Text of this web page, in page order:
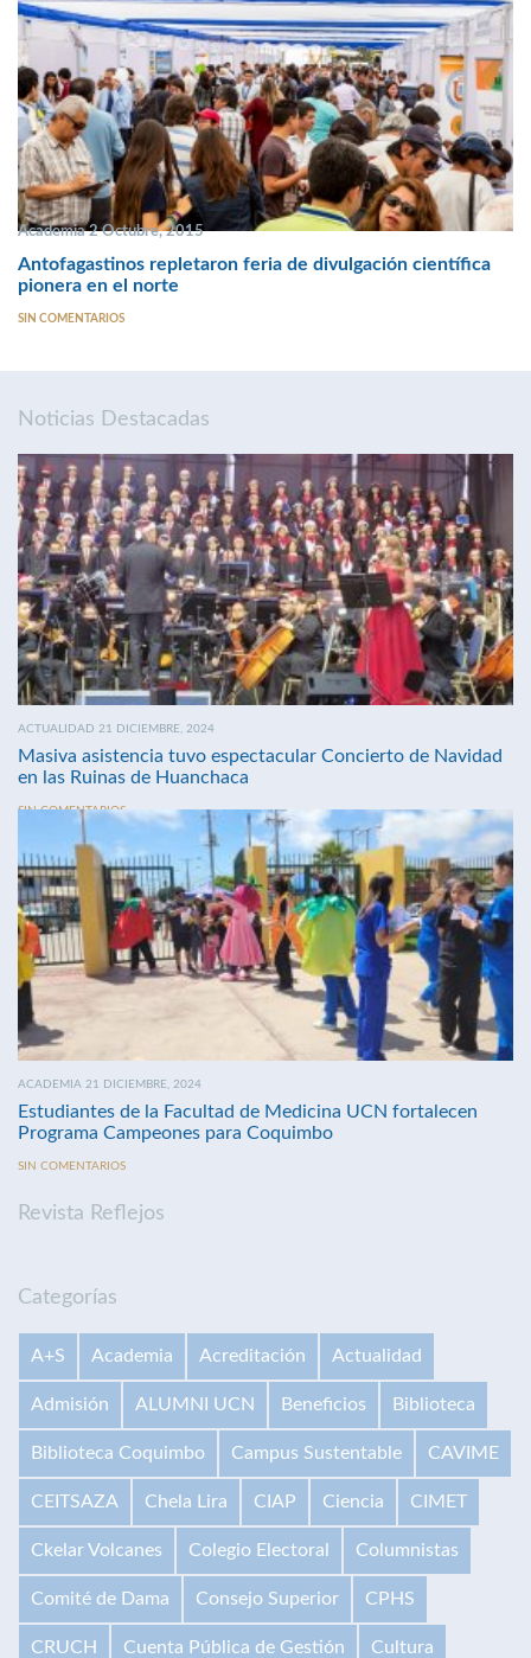
Academia 2 Octubre, 2015
Antofagastinos repletaron feria de divulgación científica
pionera en el norte
SIN COMENTARIOS
Noticias Destacadas
ACTUALIDAD 21 DICIEMBRE, 2024
Masiva asistencia tuvo espectacular Concierto de Navidad
en las Ruinas de Huanchaca
SIN COMENTARIOS
ACADEMIA 21 DICIEMBRE, 2024
Estudiantes de la Facultad de Medicina UCN fortalecen
Programa Campeones para Coquimbo
SIN COMENTARIOS
Revista Reflejos
Categorías
A+S Academia Acreditación Actualidad
Admisión ALUMNI UCN Beneficios Biblioteca
Biblioteca Coquimbo Campus Sustentable CAVIME
CEITSAZA Chela Lira CIAP Ciencia CIMET
Ckelar Volcanes Colegio Electoral Columnistas
Comité de Dama Consejo Superior CPHS
CRUCH Cuenta Pública de Gestión Cultura